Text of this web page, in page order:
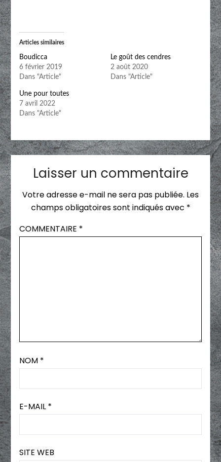
Articles similaires
Boudicca
6 février 2019
Dans "Article"
Le goût des cendres
2 août 2020
Dans "Article"
Une pour toutes
7 avril 2022
Dans "Article"
Laisser un commentaire
Votre adresse e-mail ne sera pas publiée. Les
champs obligatoires sont indiqués avec *
COMMENTAIRE *
NOM *
E-MAIL *
SITE WEB